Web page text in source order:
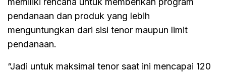
pendanaan dan produk yang lebih
menguntungkan dari sisi tenor maupun limit
pendanaan.
“Jadi untuk maksimal tenor saat ini mencapai 120